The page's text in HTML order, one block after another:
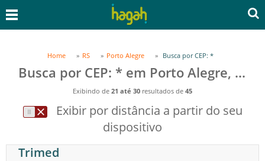
Home RS Porto Alegre Busca por CEP: *
Busca por CEP: * em Porto Alegre, RS
Exibindo de 21 até 30 resultados de 45
Exibir por distância a partir do seu
dispositivo
Trimed